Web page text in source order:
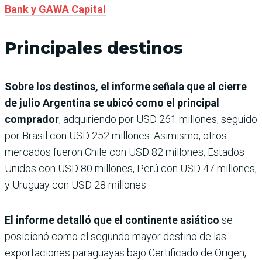
Bank y GAWA Capital
Principales destinos
Sobre los destinos, el informe señala que al cierre
de julio Argentina se ubicó como el principal
comprador, adquiriendo por USD 261 millones, seguido
por Brasil con USD 252 millones. Asimismo, otros
mercados fueron Chile con USD 82 millones, Estados
Unidos con USD 80 millones, Perú con USD 47 millones,
y Uruguay con USD 28 millones.
El informe detalló que el continente asiático se
posicionó como el segundo mayor destino de las
exportaciones paraguayas bajo Certificado de Origen,